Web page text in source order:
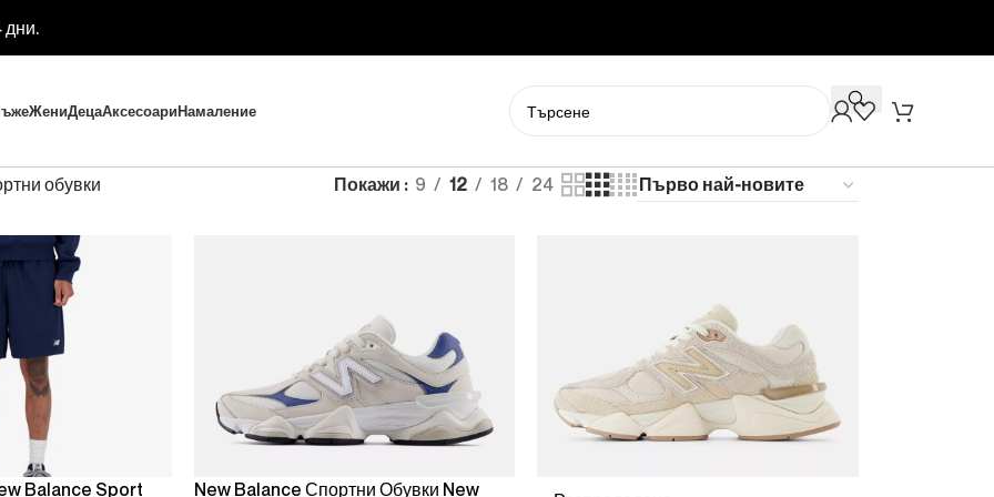
дни.
ЖениДецаАксесоариНамаление
обувки Покажи 9 12 18 24
Balance Sport
New Balance Спортни Обувки New